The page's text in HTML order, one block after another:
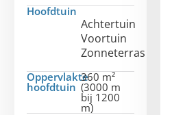
Hoofdtuin
Achtertuin
Voortuin
Zonneterras
Oppervlakte
hoofdtuin
360 m²
(3000 m
bij 1200
m)